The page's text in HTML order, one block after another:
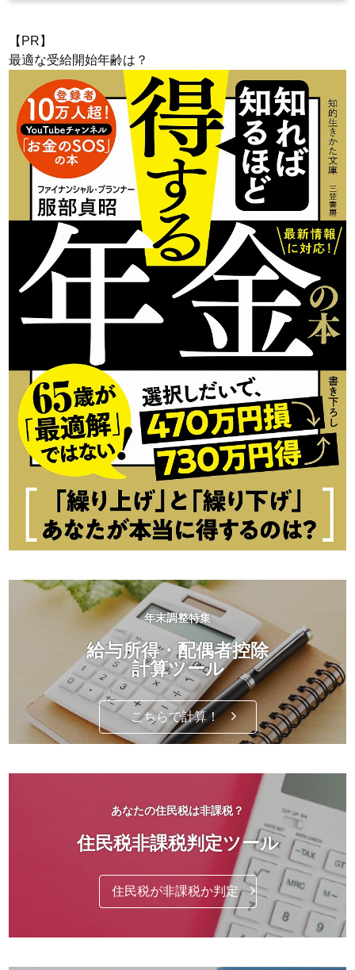
【PR】
最適な受給開始年齢は？
年末調整特集
給与所得・配偶者控除
計算ツール
こちらで計算！
あなたの住民税は非課税？
住民税非課税判定ツール
住民税が非課税か判定